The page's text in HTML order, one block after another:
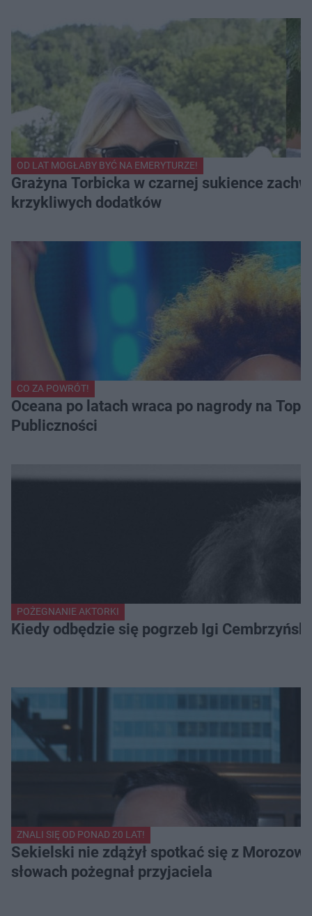
OD LAT MOGŁABY BYĆ NA EMERYTURZE!
Grażyna Torbicka w czarnej sukience
krzykliwych dodatków
CO ZA POWRÓT!
Oceana po latach wraca po nagrody na Top
Publiczności
POŻEGNANIE AKTORKI
Kiedy odbędzie się pogrzeb Igi
ZNALI SIĘ OD PONAD 20 LAT!
Sekielski nie zdążył spotkać się z
słowach pożegnał przyjaciela